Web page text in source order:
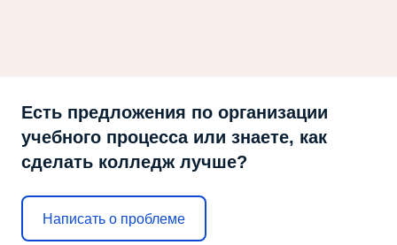
Есть предложения по организации
учебного процесса или знаете, как
сделать колледж лучше?
Написать о проблеме